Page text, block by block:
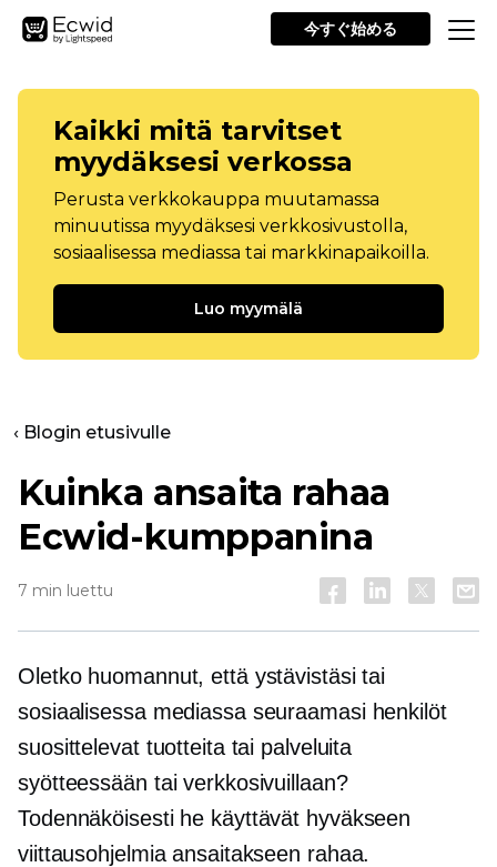
今すぐ始める
Kaikki mitä tarvitset
myydäksesi verkossa
Perusta verkkokauppa muutamassa
minuutissa myydäksesi verkkosivustolla,
sosiaalisessa mediassa tai markkinapaikoilla.
Luo myymälä
‹ Blogin etusivulle
Kuinka ansaita rahaa
Ecwid-kumppanina
7 min luettu
Oletko huomannut, että ystävistäsi tai
sosiaalisessa mediassa seuraamasi henkilöt
suosittelevat tuotteita tai palveluita
syötteessään tai verkkosivuillaan?
Todennäköisesti he käyttävät hyväkseen
viittausohjelmia ansaitakseen rahaa.